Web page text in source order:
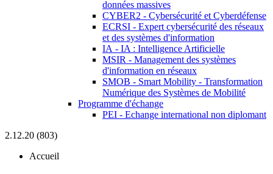
données massives
CYBER2 - Cybersécurité et Cyberdéfense
ECRSI - Expert cybersécurité des réseaux
et des systèmes d'information
IA - IA : Intelligence Artificielle
MSIR - Management des systèmes
d'information en réseaux
SMOB - Smart Mobility - Transformation
Numérique des Systèmes de Mobilité
Programme d'échange
PEI - Echange international non diplomant
2.12.20 (803)
Accueil